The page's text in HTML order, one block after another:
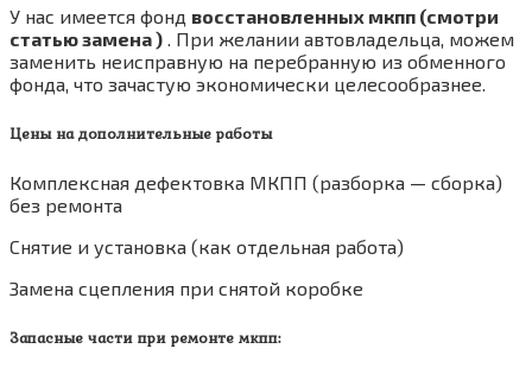
У нас имеется фонд восстановленных мкпп (смотри
статью замена ) . При желании автовладельца, можем
заменить неисправную на перебранную из обменного
фонда, что зачастую экономически целесообразнее.
Цены на дополнительные работы
Комплексная дефектовка МКПП (разборка — сборка)
без ремонта
Снятие и установка (как отдельная работа)
Замена сцепления при снятой коробке
Запасные части при ремонте мкпп: